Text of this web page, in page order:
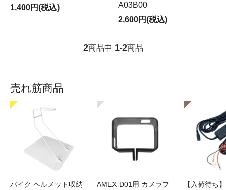
1,400円(税込)
A03B00
2,600円(税込)
2商品中 1-2商品
売れ筋商品
バイク ヘルメット収納
AMEX-D01用 カメラフ
【入荷待ち